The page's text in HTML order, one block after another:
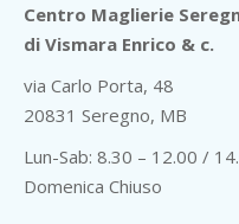
Centro Maglierie
di Vismara Enrico & c.
via Carlo Porta, 48
20831 Seregno, MB
Lun-Sab: 8.30 – 12.00 /
Domenica Chiuso